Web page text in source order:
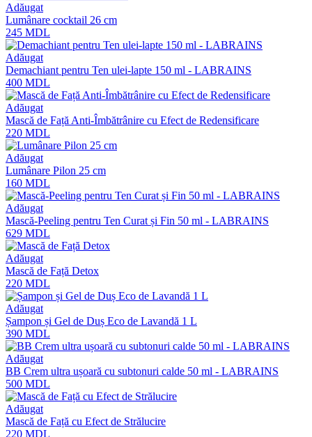
Adăugat
Lumânare cocktail 26 cm
245 MDL
Adăugat
Demachiant pentru Ten ulei-lapte 150 ml - LABRAINS
400 MDL
Adăugat
Mască de Față Anti-Îmbătrânire cu Efect de Redensificare
220 MDL
Adăugat
Lumânare Pilon 25 cm
160 MDL
Adăugat
Mască-Peeling pentru Ten Curat și Fin 50 ml - LABRAINS
629 MDL
Adăugat
Mască de Față Detox
220 MDL
Adăugat
Șampon și Gel de Duș Eco de Lavandă 1 L
390 MDL
Adăugat
BB Crem ultra ușoară cu subtonuri calde 50 ml - LABRAINS
500 MDL
Adăugat
Mască de Față cu Efect de Strălucire
220 MDL